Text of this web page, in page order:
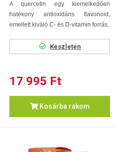
A quercetin egy kiemelkedően
hatékony antioxidáns flavonoid,
emellett kiváló C- és D-vitamin forrás.
Készleten
17 995 Ft
Kosárba rakom